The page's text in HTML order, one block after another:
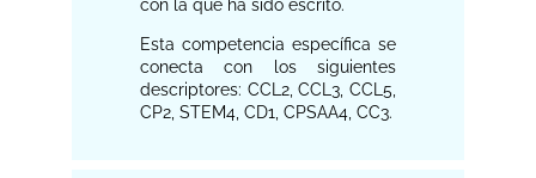
con la que ha sido escrito.
Esta competencia específica se
conecta con los siguientes
descriptores: CCL2, CCL3, CCL5,
CP2, STEM4, CD1, CPSAA4, CC3.